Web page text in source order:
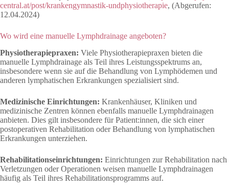
central.at/post/krankengymnastik-undphysiotherapie, (Abgerufen:
12.04.2024)
Wo wird eine manuelle Lymphdrainage angeboten?
Physiotherapiepraxen: Viele Physiotherapiepraxen bieten die
manuelle Lymphdrainage als Teil ihres Leistungsspektrums an,
insbesondere wenn sie auf die Behandlung von Lymphödemen und
anderen lymphatischen Erkrankungen spezialisiert sind.
Medizinische Einrichtungen: Krankenhäuser, Kliniken und
medizinische Zentren können ebenfalls manuelle Lymphdrainagen
anbieten. Dies gilt insbesondere für Patient:innen, die sich einer
postoperativen Rehabilitation oder Behandlung von lymphatischen
Erkrankungen unterziehen.
Rehabilitationseinrichtungen: Einrichtungen zur Rehabilitation nach
Verletzungen oder Operationen weisen manuelle Lymphdrainagen
häufig als Teil ihres Rehabilitationsprogramms auf.